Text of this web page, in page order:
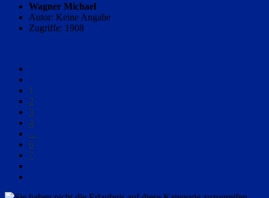
Wagner Michael
Autor: Keine Angabe
Zugriffe: 1908
1
2
3
4
...
6
7